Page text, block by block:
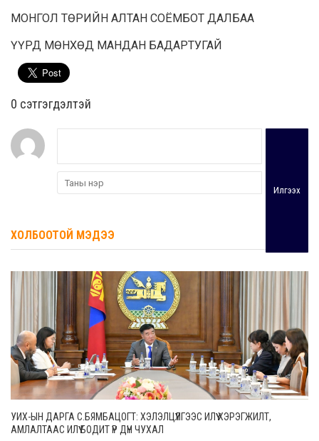
МОНГОЛ ТӨРИЙН АЛТАН СОЁМБОТ ДАЛБАА
ҮҮРД МӨНХӨД МАНДАН БАДАРТУГАЙ
0 cэтгэгдэлтэй
Илгээх
ХОЛБООТОЙ МЭДЭЭ
УИХ-ЫН ДАРГА С.БЯМБАЦОГТ: ХЭЛЭЛЦҮҮЛГЭЭС ИЛҮҮ ХЭРЭГЖИЛТ,
АМЛАЛТААС ИЛҮҮ БОДИТ ҮР ДҮН ЧУХАЛ